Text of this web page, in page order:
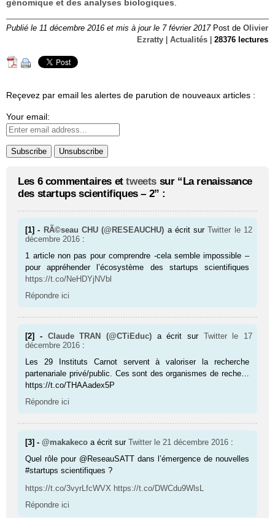
génomique et des analyses biologiques
Publié le 11 décembre 2016 et mis à jour le 7 février 2017 Post de Olivier
Ezratty
Actualités 28376 lectures
Reçevez par email les alertes de parution de nouveaux articles :
Your email:
Les 6 commentaires ettweets sur “La renaissance
des startups scientifiques – 2” :
[1] - RÃ©seau CHU (@RESEAUCHU) a écrit surTwitter le 12
décembre 2016 :
1 article non pas pour comprendre -cela semble impossible –
pour appréhender l’écosystème des startups scientifiques
https://t.co/NeHDYjNVbl
Répondre ici
[2] - Claude TRAN (@CTiEduc) a écrit sur Twitter
le 17
décembre 2016 :
Les 29 Instituts Carnot servent à valoriser la recherche
partenariale privé/public. Ces sont des organismes de reche…
https://t.co/THAAadex5P
Répondre ici
[3] -@makakeco a écrit surTwitter le 21 décembre 2016 :
Quel rôle pour @ReseauSATT dans l’émergence de nouvelles
#startups scientifiques ?
https://t.co/3vyrLfcWVX https://t.co/DWCdu9WlsL
Répondre ici